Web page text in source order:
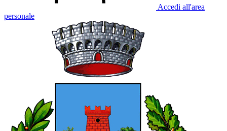
Accedi all'area
personale